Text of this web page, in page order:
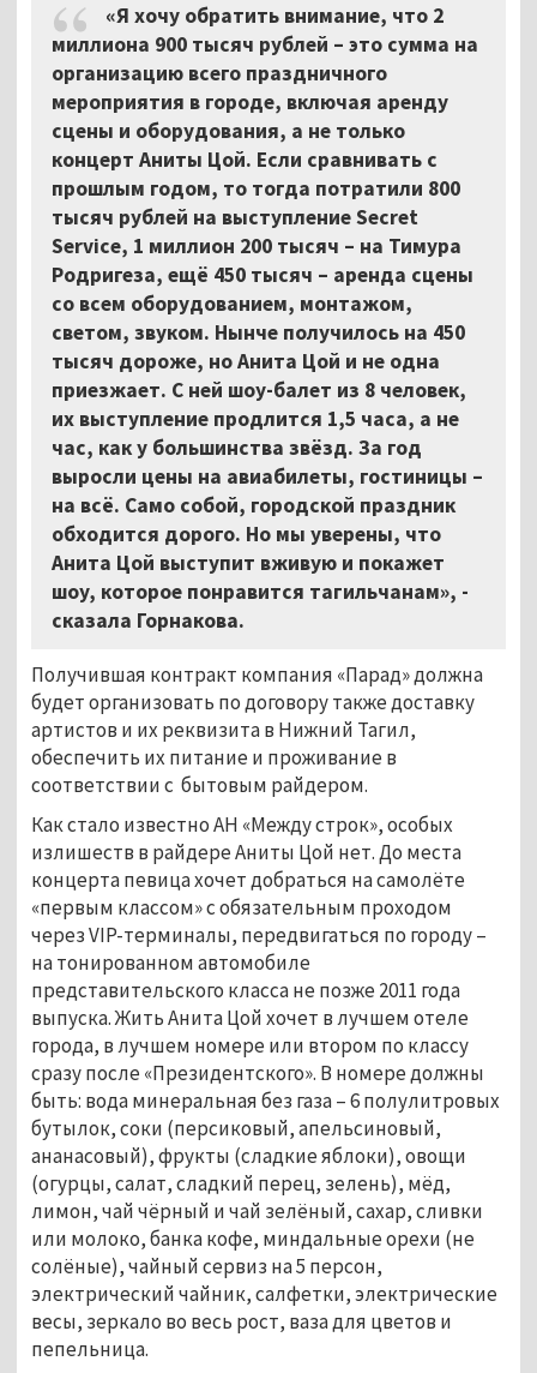
«Я хочу обратить внимание, что 2
миллиона 900 тысяч рублей – это сумма на
организацию всего праздничного
мероприятия в городе, включая аренду
сцены и оборудования, а не только
концерт Аниты Цой. Если сравнивать с
прошлым годом, то тогда потратили 800
тысяч рублей на выступление Secret
Service, 1 миллион 200 тысяч – на Тимура
Родригеза, ещё 450 тысяч – аренда сцены
со всем оборудованием, монтажом,
светом, звуком. Нынче получилось на 450
тысяч дороже, но Анита Цой и не одна
приезжает. С ней шоу-балет из 8 человек,
их выступление продлится 1,5 часа, а не
час, как у большинства звёзд. За год
выросли цены на авиабилеты, гостиницы –
на всё. Само собой, городской праздник
обходится дорого. Но мы уверены, что
Анита Цой выступит вживую и покажет
шоу, которое понравится тагильчанам», -
сказала Горнакова.
Получившая контракт компания «Парад» должна
будет организовать по договору также доставку
артистов и их реквизита в Нижний Тагил,
обеспечить их питание и проживание в
соответствии с бытовым райдером.
Как стало известно АН «Между строк», особых
излишеств в райдере Аниты Цой нет. До места
концерта певица хочет добраться на самолёте
«первым классом» с обязательным проходом
через VIP-терминалы, передвигаться по городу –
на тонированном автомобиле
представительского класса не позже 2011 года
выпуска. Жить Анита Цой хочет в лучшем отеле
города, в лучшем номере или втором по классу
сразу после «Президентского». В номере должны
быть: вода минеральная без газа – 6 полулитровых
бутылок, соки (персиковый, апельсиновый,
ананасовый), фрукты (сладкие яблоки), овощи
(огурцы, салат, сладкий перец, зелень), мёд,
лимон, чай чёрный и чай зелёный, сахар, сливки
или молоко, банка кофе, миндальные орехи (не
солёные), чайный сервиз на 5 персон,
электрический чайник, салфетки, электрические
весы, зеркало во весь рост, ваза для цветов и
пепельница.